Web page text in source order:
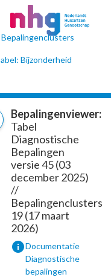
Bepalingenclusters
Bijzonderheid
Bepalingenviewer:
Tabel
Diagnostische
Bepalingen
versie 45 (03
december 2025)
//
Bepalingenclusters
19 (17 maart
2026)
infoDocumentatie
Diagnostische
bepalingen